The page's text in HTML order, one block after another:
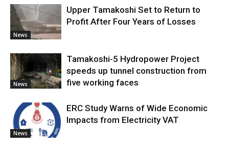
News
Upper Tamakoshi Set to Return to
Profit After Four Years of Losses
News
Tamakoshi-5 Hydropower Project
speeds up tunnel construction from
five working faces
News
ERC Study Warns of Wide Economic
Impacts from Electricity VAT